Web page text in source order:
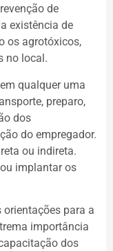
de
existência de
os agrotóxicos,
no local.
qualquer uma
preparo,
dos
do empregador.
ou indireta.
implantar os
para a
importância
dos